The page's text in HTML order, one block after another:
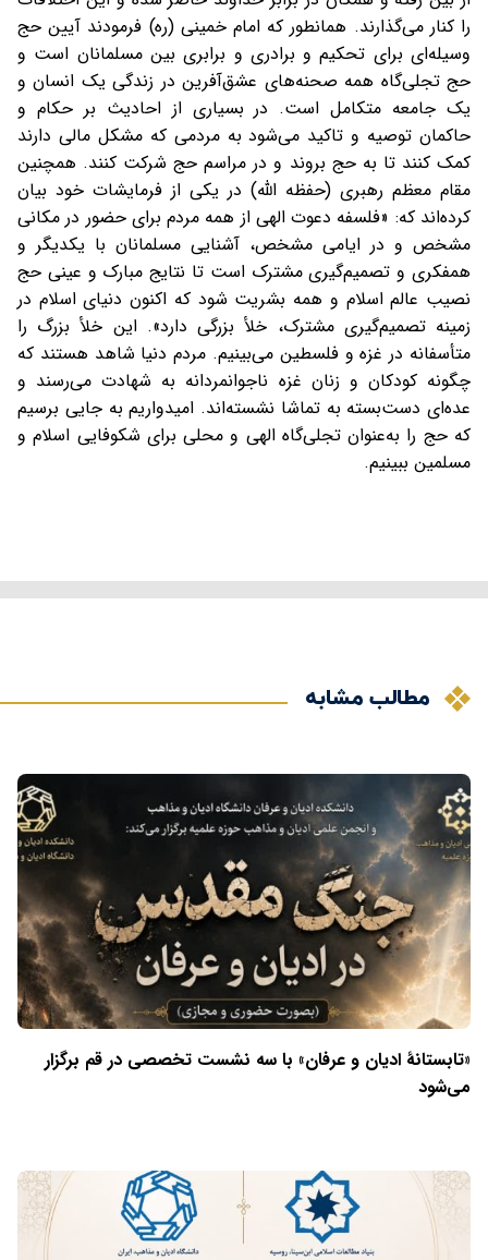
را کنار می‌گذارند. همانطور که امام خمینی (ره) فرمودند آیین حج
وسیله‌ای برای تحکیم و برادری و برابری بین مسلمانان است و
حج تجلی‌گاه همه صحنه‌های عشق‌آفرین در زندگی یک انسان و
یک جامعه متکامل است. در بسیاری از احادیث بر حکام و
حاکمان توصیه و تاکید می‌شود به مردمی که مشکل مالی دارند
کمک کنند تا به حج بروند و در مراسم حج شرکت کنند. همچنین
مقام معظم رهبری (حفظه الله) در یکی از فرمایشات خود بیان
کرده‌اند که: «فلسفه دعوت الهی از همه مردم برای حضور در مکانی
مشخص و در ایامی مشخص، آشنایی مسلمانان با یکدیگر و
همفکری و تصمیم‌گیری مشترک است تا نتایج مبارک و عینی حج
نصیب عالم اسلام و همه بشریت شود که اکنون دنیای اسلام در
زمینه تصمیم‌گیری مشترک، خلأ بزرگی دارد». این خلأ بزرگ را
متأسفانه در غزه و فلسطین می‌بینیم. مردم دنیا شاهد هستند که
چگونه کودکان و زنان غزه ناجوانمردانه به شهادت می‌رسند و
عده‌ای دست‌بسته به تماشا نشسته‌اند. امیدواریم به جایی برسیم
که حج را به‌عنوان تجلی‌گاه الهی و محلی برای شکوفایی اسلام و
مسلمین ببینیم.
مطالب مشابه
«تابستانهٔ ادیان و عرفان» با سه نشست تخصصی در قم برگزار
می‌شود